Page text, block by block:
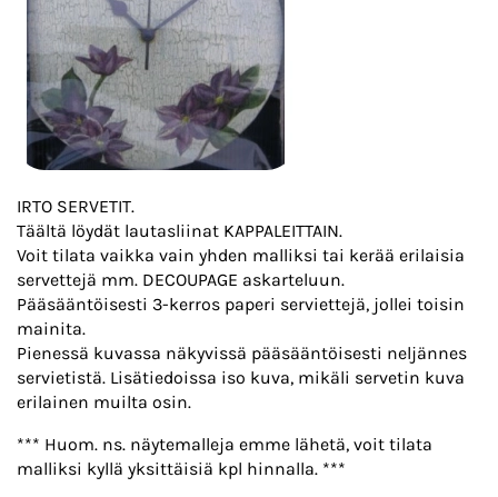
IRTO SERVETIT.
Täältä löydät lautasliinat KAPPALEITTAIN.
Voit tilata vaikka vain yhden malliksi tai kerää erilaisia
servettejä mm. DECOUPAGE askarteluun.
Pääsääntöisesti 3-kerros paperi serviettejä, jollei toisin
mainita.
Pienessä kuvassa näkyvissä pääsääntöisesti neljännes
servietistä. Lisätiedoissa iso kuva, mikäli servetin kuva
erilainen muilta osin.
*** Huom. ns. näytemalleja emme lähetä, voit tilata
malliksi kyllä yksittäisiä kpl hinnalla. ***